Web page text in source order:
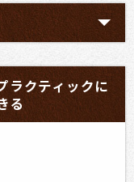
ラクティックに
る